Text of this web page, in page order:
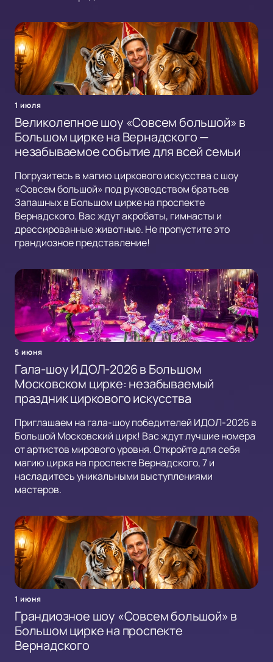
1 июля
Великолепное шоу «Совсем большой» в
Большом цирке на Вернадского —
незабываемое событие для всей семьи
Погрузитесь в магию циркового искусства с шоу
«Совсем большой» под руководством братьев
Запашных в Большом цирке на проспекте
Вернадского. Вас ждут акробаты, гимнасты и
дрессированные животные. Не пропустите это
грандиозное представление!
5 июня
Гала-шоу ИДОЛ-2026 в Большом
Московском цирке: незабываемый
праздник циркового искусства
Приглашаем на гала-шоу победителей ИДОЛ-2026 в
Большой Московский цирк! Вас ждут лучшие номера
от артистов мирового уровня. Откройте для себя
магию цирка на проспекте Вернадского, 7 и
насладитесь уникальными выступлениями
мастеров.
1 июня
Грандиозное шоу «Совсем большой» в
Большом цирке на проспекте
Вернадского